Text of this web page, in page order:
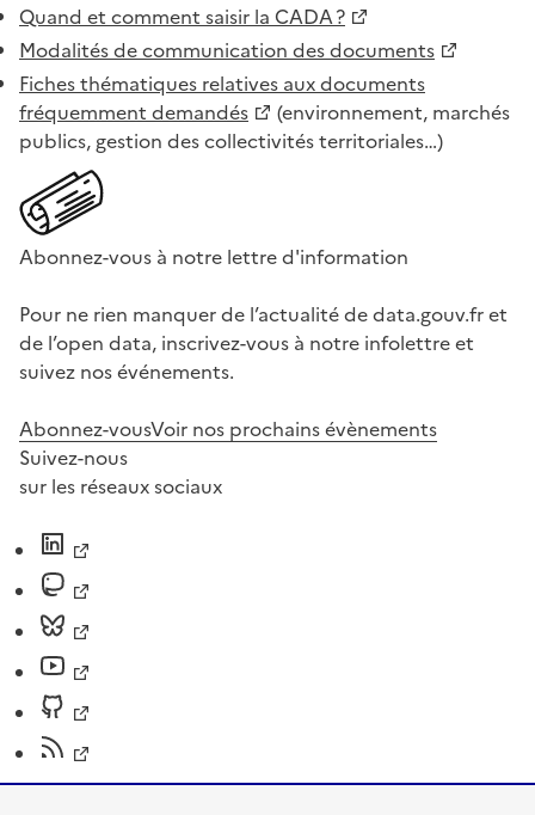
Quand et comment saisir la CADA ?
Modalités de communication des documents
Fiches thématiques relatives aux documents
fréquemment demandés
(environnement, marchés
publics, gestion des collectivités territoriales…)
Abonnez-vous à notre lettre d'information
Pour ne rien manquer de l’actualité de data.gouv.fr et
de l’open data, inscrivez-vous à notre infolettre et
suivez nos événements.
Abonnez-vousVoir nos prochains évènements
Suivez-nous
sur les réseaux sociaux